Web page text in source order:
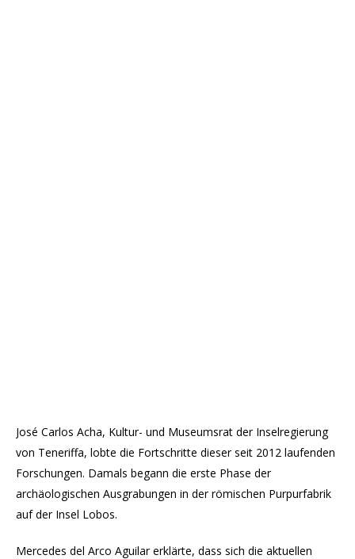
José Carlos Acha, Kultur- und Museumsrat der Inselregierung
von Teneriffa, lobte die Fortschritte dieser seit 2012 laufenden
Forschungen. Damals begann die erste Phase der
archäologischen Ausgrabungen in der römischen Purpurfabrik
auf der Insel Lobos.
Mercedes del Arco Aguilar erklärte, dass sich die aktuellen